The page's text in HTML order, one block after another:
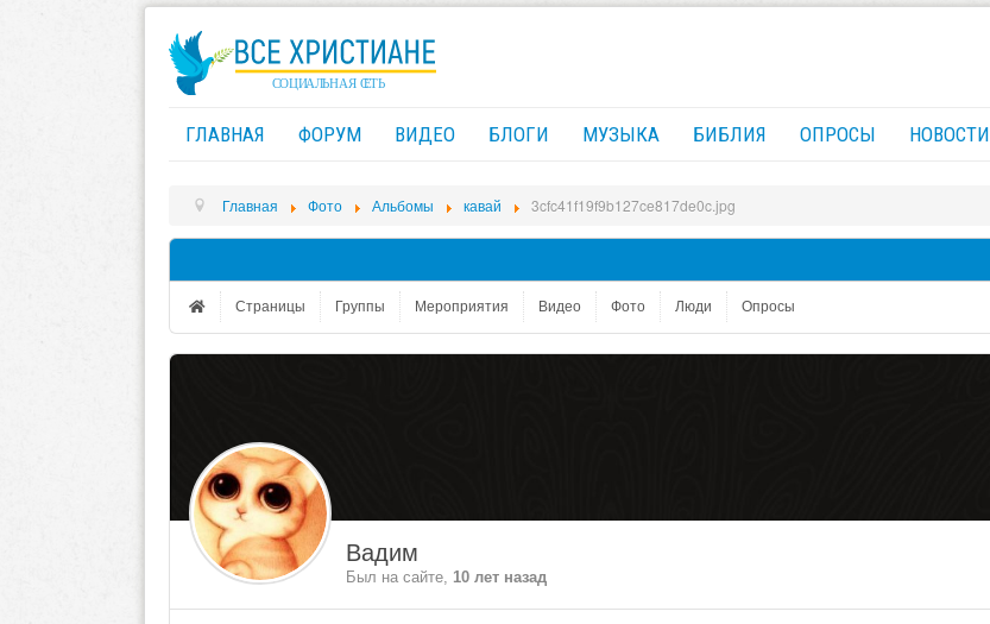
ГЛАВНАЯ ФОРУМ ВИДЕО БЛОГИ МУЗЫКА БИБЛИЯ ОПРОСЫ НОВОСТИ
Главная Фото Альбомы кавай 3cfc41f19f9b127ce817de0c.jpg
Страницы Группы Мероприятия Видео Фото Люди Опросы
Вадим
Был на сайте, 10 лет назад